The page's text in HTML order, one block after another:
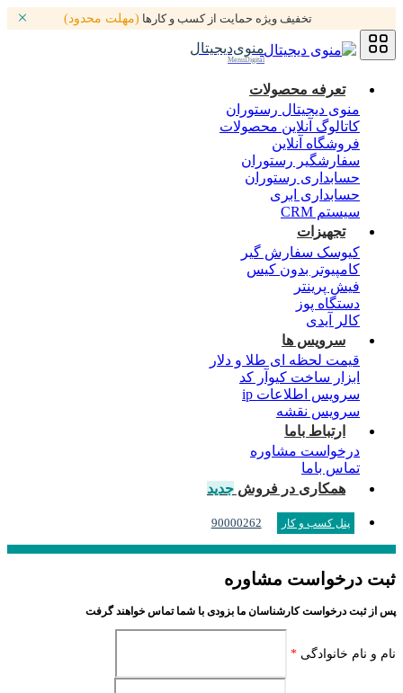
تخفیف ویژه حمایت از کسب و کارها (مهلت محدود)
منوی‌دیجیتال
MenuDigital
تعرفه محصولات
منوی دیجیتال رستوران
کاتالوگ آنلاین محصولات
فروشگاه آنلاین
سفارشگیر رستوران
حسابداری رستوران
حسابداری ابری
سیستم CRM
تجهیزات
کیوسک سفارش گیر
کامپیوتر بدون کیس
فیش پرینتر
دستگاه پوز
کالر آیدی
سرویس ها
قیمت لحظه ای طلا و دلار
ابزار ساخت کیوآر کد
سرویس اطلاعات ip
سرویس نقشه
ارتباط باما
درخواست مشاوره
تماس باما
همکاری در فروش جدید
پنل کسب و کار 90000262
ثبت درخواست مشاوره
پس از ثبت درخواست کارشناسان ما بزودی با شما تماس خواهند گرفت
نام و نام خانوادگی *